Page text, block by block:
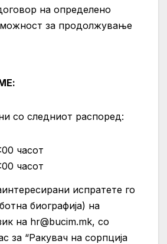
на определено
за продолжување
со следниот распоред:
часот
часот
испратете го
биографија) на
на hr@bucim.mk, со
за “Ракувач на сорпција